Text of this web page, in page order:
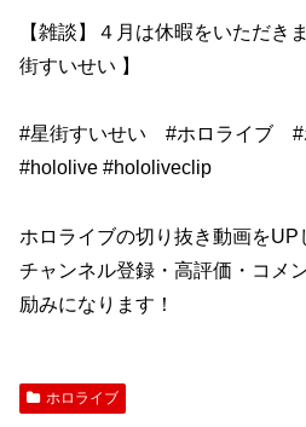
【雑談】４月は休暇をいただき
街すいせい 】
#星街すいせい #ホロライブ #
#hololive #hololiveclip
ホロライブの切り抜き動画をUP
チャンネル登録・高評価・コメ
励みになります！
ホロライブ